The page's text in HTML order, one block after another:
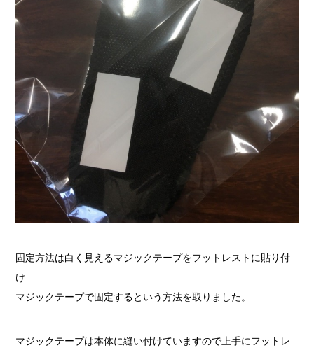
固定方法は白く見えるマジックテープをフットレストに貼り付
け
マジックテープで固定するという方法を取りました。
マジックテープは本体に縫い付けていますので上手にフットレ